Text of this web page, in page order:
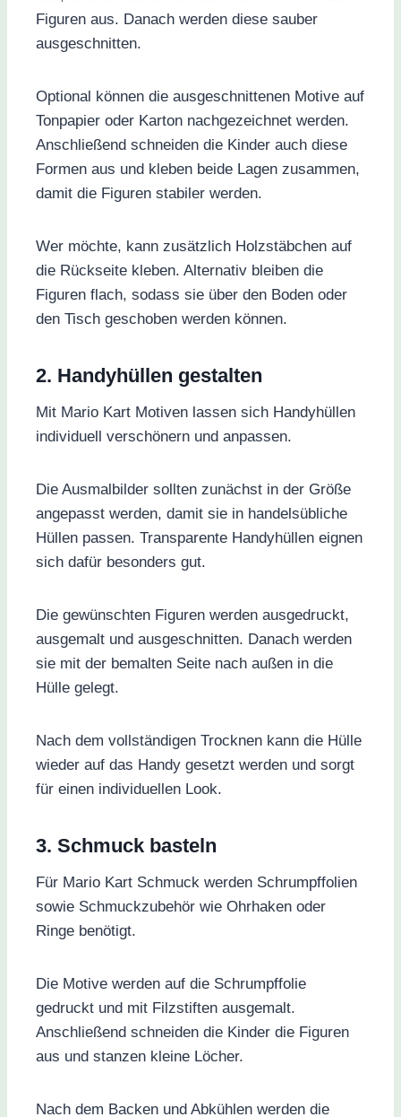
Figuren aus. Danach werden diese sauber
ausgeschnitten.
Optional können die ausgeschnittenen Motive auf
Tonpapier oder Karton nachgezeichnet werden.
Anschließend schneiden die Kinder auch diese
Formen aus und kleben beide Lagen zusammen,
damit die Figuren stabiler werden.
Wer möchte, kann zusätzlich Holzstäbchen auf
die Rückseite kleben. Alternativ bleiben die
Figuren flach, sodass sie über den Boden oder
den Tisch geschoben werden können.
2. Handyhüllen gestalten
Mit Mario Kart Motiven lassen sich Handyhüllen
individuell verschönern und anpassen.
Die Ausmalbilder sollten zunächst in der Größe
angepasst werden, damit sie in handelsübliche
Hüllen passen. Transparente Handyhüllen eignen
sich dafür besonders gut.
Die gewünschten Figuren werden ausgedruckt,
ausgemalt und ausgeschnitten. Danach werden
sie mit der bemalten Seite nach außen in die
Hülle gelegt.
Nach dem vollständigen Trocknen kann die Hülle
wieder auf das Handy gesetzt werden und sorgt
für einen individuellen Look.
3. Schmuck basteln
Für Mario Kart Schmuck werden Schrumpffolien
sowie Schmuckzubehör wie Ohrhaken oder
Ringe benötigt.
Die Motive werden auf die Schrumpffolie
gedruckt und mit Filzstiften ausgemalt.
Anschließend schneiden die Kinder die Figuren
aus und stanzen kleine Löcher.
Nach dem Backen und Abkühlen werden die